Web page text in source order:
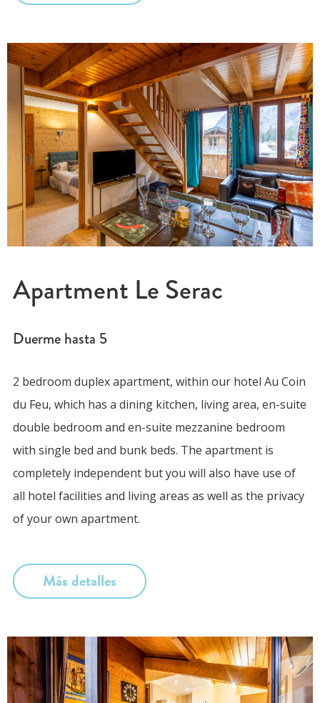
Apartment Le Serac
Duerme hasta 5
2 bedroom duplex apartment, within our hotel Au Coin
du Feu, which has a dining kitchen, living area, en-suite
double bedroom and en-suite mezzanine bedroom
with single bed and bunk beds. The apartment is
completely independent but you will also have use of
all hotel facilities and living areas as well as the privacy
of your own apartment.
Más detalles